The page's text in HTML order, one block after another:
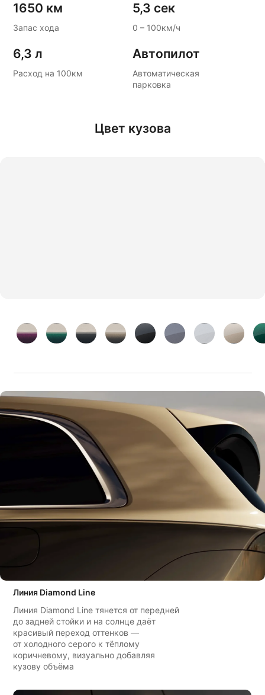
1650 км
Запас хода
5,3 сек
0 – 100км/ч
6,3 л
Расход на 100км
Автопилот
Автоматическая
парковка
Цвет кузова
Линия Diamond Line
Линия Diamond Line тянется от передней
до задней стойки и на солнце даёт
красивый переход оттенков —
от холодного серого к тёплому
коричневому, визуально добавляя
кузову объёма